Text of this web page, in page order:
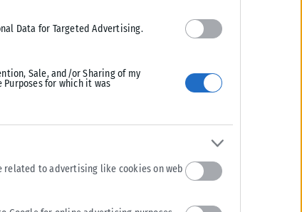
Data for Targeted Advertising.
Sale, and/or Sharing of my
for which it was
related to advertising like cookies on web
πυρόπληκτους
κρατικής αρωγής για τις